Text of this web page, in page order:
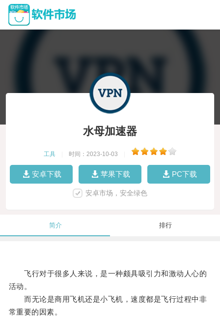
水母加速器
工具 时间：2023-10-03
安卓下载 苹果下载 PC下载
安卓市场，安全绿色
简介 排行
飞行对于很多人来说，是一种颇具吸引力和激动人心的
活动。
而无论是商用飞机还是小飞机，速度都是飞行过程中非
常重要的因素。